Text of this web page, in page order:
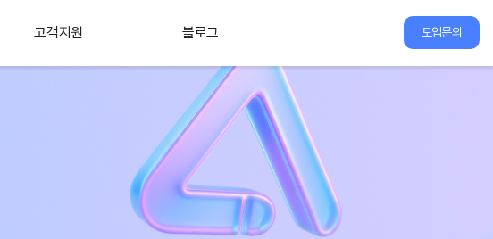
고객지원 블로그 도입문의